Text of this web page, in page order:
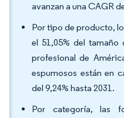
avanzan a una CAGR
Por tipo de producto,
el 51,05% del
profesional de
espumosos están en
del 9,24% hasta 2031.
Por categoría, las